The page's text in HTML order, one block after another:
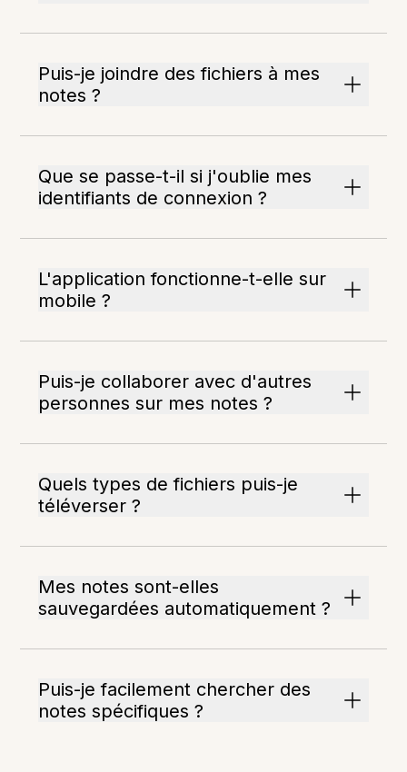
Puis-je joindre des fichiers à mes
notes ?
Que se passe-t-il si j'oublie mes
identifiants de connexion ?
L'application fonctionne-t-elle sur
mobile ?
Puis-je collaborer avec d'autres
personnes sur mes notes ?
Quels types de fichiers puis-je
téléverser ?
Mes notes sont-elles
sauvegardées automatiquement ?
Puis-je facilement chercher des
notes spécifiques ?